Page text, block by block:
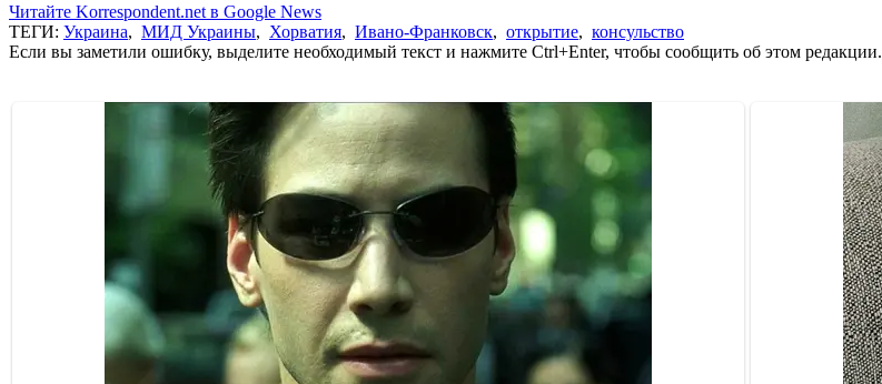
Читайте Korrespondent.net в Google News
ТЕГИ: Украина, МИД Украины, Хорватия, Ивано-Франковск, открытие, консульство
Если вы заметили ошибку, выделите необходимый текст и нажмите Ctrl+Enter, чтобы сообщить об этом редакции.